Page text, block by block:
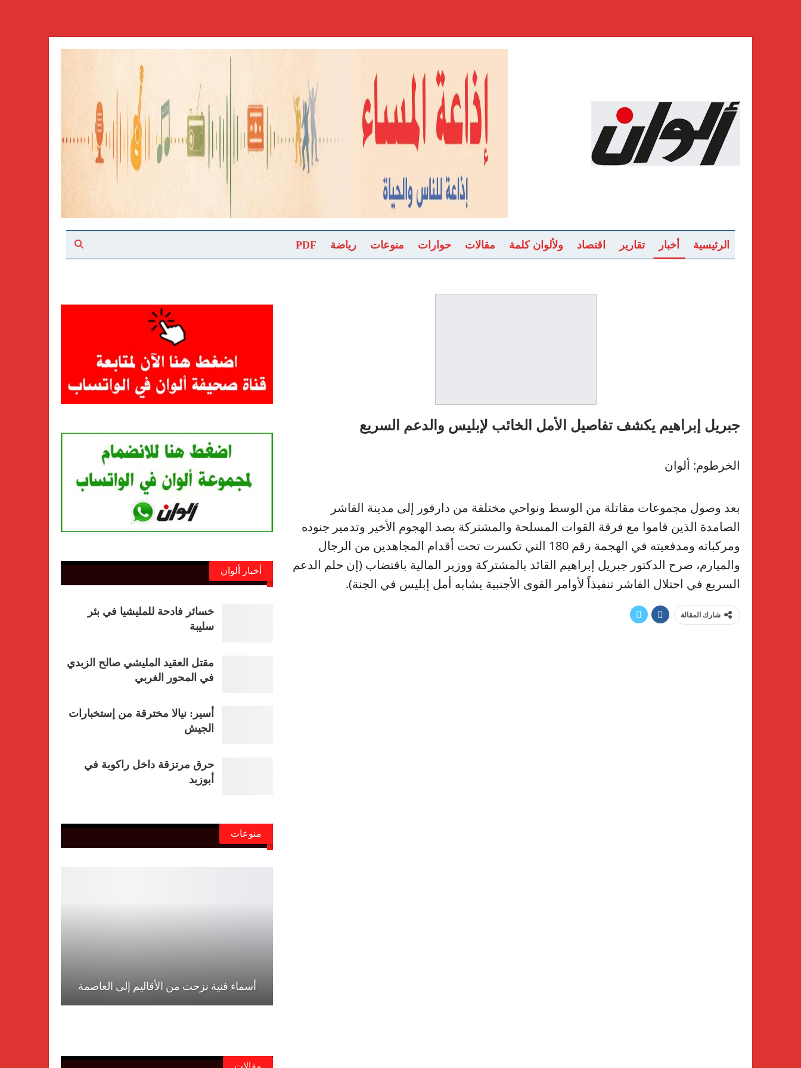
الرئيسية أخبار تقارير اقتصاد ولألوان كلمة مقالات حوارات منوعات رياضة PDF
جبريل إبراهيم يكشف تفاصيل الأمل الخائب لإبليس والدعم السريع
الخرطوم: ألوان
بعد وصول مجموعات مقاتلة من الوسط ونواحي مختلفة من دارفور إلى مدينة الفاشر
الصامدة الذين قاموا مع فرقة القوات المسلحة والمشتركة بصد الهجوم الأخير وتدمير جنوده
ومركباته ومدفعيته في الهجمة رقم 180 التي تكسرت تحت أقدام المجاهدين من الرجال
والميارم، صرح الدكتور جبريل إبراهيم القائد بالمشتركة ووزير المالية باقتضاب (إن حلم الدعم
السريع في احتلال الفاشر تنفيذاً لأوامر القوى الأجنبية يشابه أمل إبليس في الجنة).
شارك المقالة
أخبار ألوان
خسائر فادحة للمليشيا في بئر
سليبة
مقتل العقيد المليشي صالح الزبدي
في المحور الغربي
أسير: نيالا مخترقة من إستخبارات
الجيش
حرق مرتزقة داخل راكوبة في
أبوزبد
منوعات
أسماء فنية نزحت من الأقاليم إلى العاصمة
مقالات